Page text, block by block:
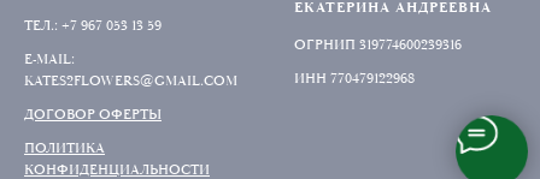
ТЕЛ.: +7 967 053 13 59
E-MAIL:
KATES2FLOWERS@GMAIL.COM
ДОГОВОР ОФЕРТЫ
ПОЛИТИКА
КОНФИДЕНЦИАЛЬНОСТИ
ЕКАТЕРИНА АНДРЕЕВНА
ОГРНИП 319774600239316
ИНН 770479122968